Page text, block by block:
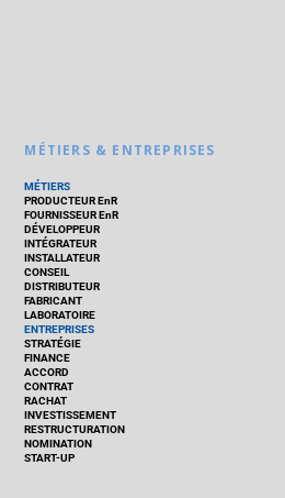
MÉTIERS & ENTREPRISES
MÉTIERS
PRODUCTEUR EnR
FOURNISSEUR EnR
DÉVELOPPEUR
INTÉGRATEUR
INSTALLATEUR
CONSEIL
DISTRIBUTEUR
FABRICANT
LABORATOIRE
ENTREPRISES
STRATÉGIE
FINANCE
ACCORD
CONTRAT
RACHAT
INVESTISSEMENT
RESTRUCTURATION
NOMINATION
START-UP